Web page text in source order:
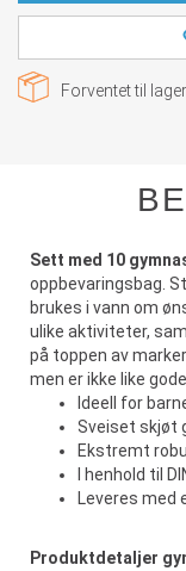
Forventet til lager
Sett med 10
oppbevaringsbag.
brukes i vann om
ulike aktiviteter,
på toppen av
men er ikke like
Ideell for
Sveiset skjøt
Ekstremt
I henhold til
Leveres med
Produktdetaljer